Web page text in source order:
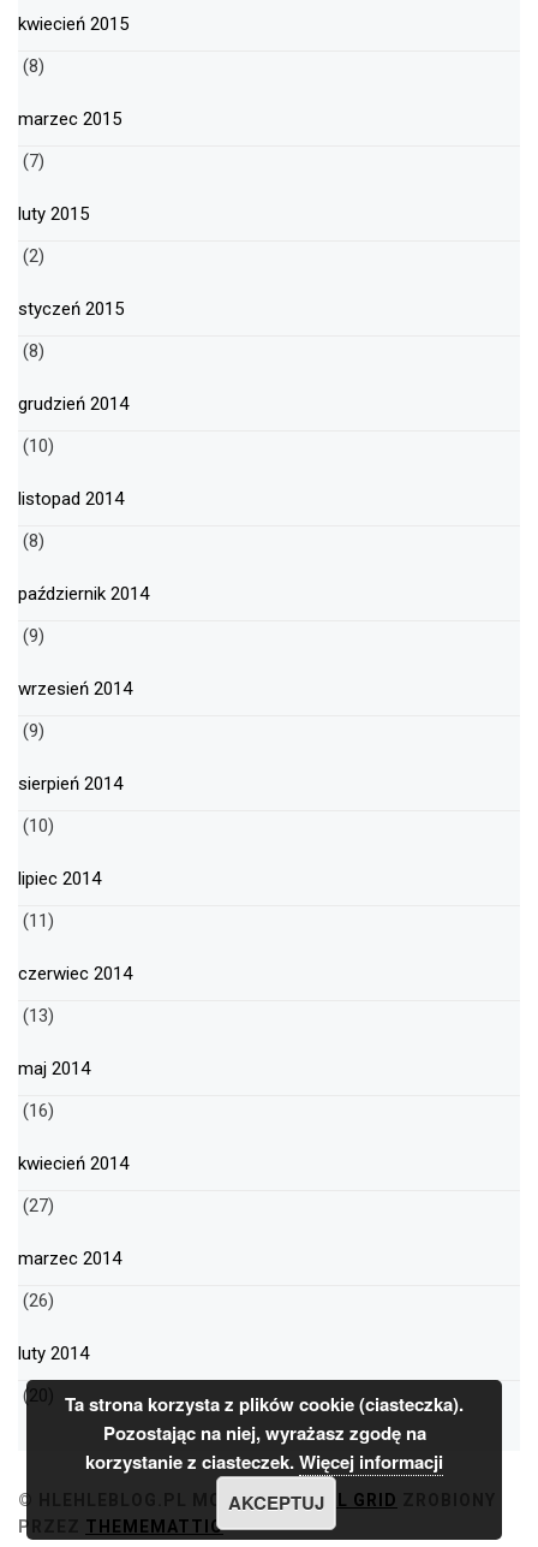
kwiecień 2015
(8)
marzec 2015
(7)
luty 2015
(2)
styczeń 2015
(8)
grudzień 2014
(10)
listopad 2014
(8)
październik 2014
(9)
wrzesień 2014
(9)
sierpień 2014
(10)
lipiec 2014
(11)
czerwiec 2014
(13)
maj 2014
(16)
kwiecień 2014
(27)
marzec 2014
(26)
luty 2014
(20)
© HLEHLEBLOG.PL MOTYWMINIMAL GRID
PRZEZ THEMEMATTIC
Ta strona korzysta z plików cookie (ciasteczka).
Pozostając na niej, wyrażasz zgodę na
korzystanie z ciasteczek.Więcej informacji
AKCEPTUJ